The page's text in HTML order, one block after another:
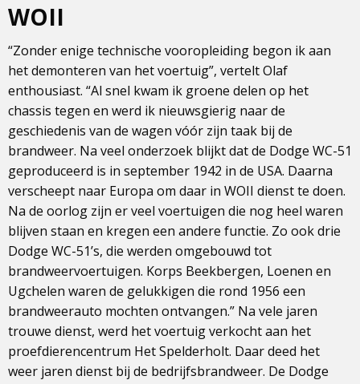
WOII
“Zonder enige technische vooropleiding begon ik aan
het demonteren van het voertuig”, vertelt Olaf
enthousiast. “Al snel kwam ik groene delen op het
chassis tegen en werd ik nieuwsgierig naar de
geschiedenis van de wagen vóór zijn taak bij de
brandweer. Na veel onderzoek blijkt dat de Dodge WC-51
geproduceerd is in september 1942 in de USA. Daarna
verscheept naar Europa om daar in WOII dienst te doen.
Na de oorlog zijn er veel voertuigen die nog heel waren
blijven staan en kregen een andere functie. Zo ook drie
Dodge WC-51’s, die werden omgebouwd tot
brandweervoertuigen. Korps Beekbergen, Loenen en
Ugchelen waren de gelukkigen die rond 1956 een
brandweerauto mochten ontvangen.” Na vele jaren
trouwe dienst, werd het voertuig verkocht aan het
proefdierencentrum Het Spelderholt. Daar deed het
weer jaren dienst bij de bedrijfsbrandweer. De Dodge